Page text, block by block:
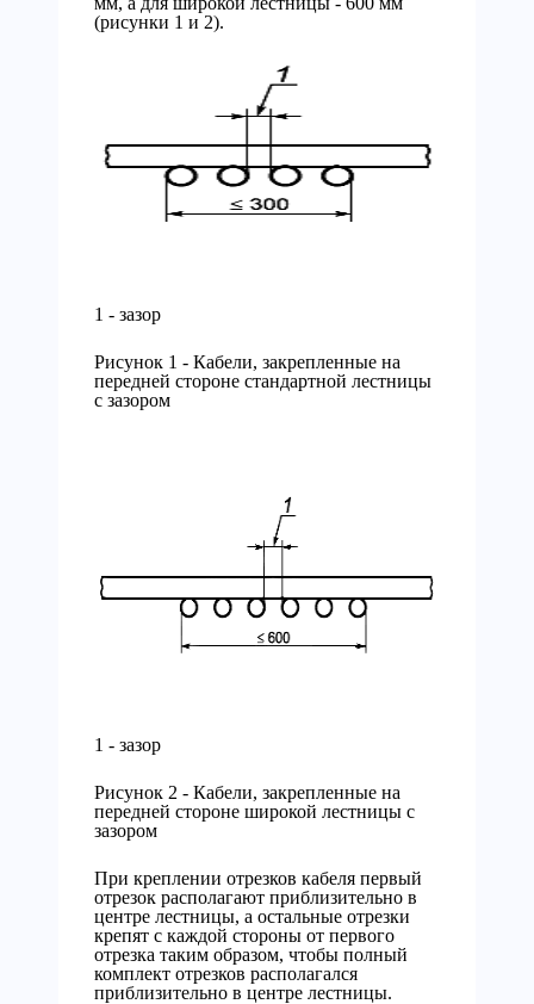
(рисунки 1 и 2).
1 - зазор
Рисунок 1 - Кабели, закрепленные на
передней стороне стандартной лестницы
с зазором
1 - зазор
Рисунок 2 - Кабели, закрепленные на
передней стороне широкой лестницы с
зазором
При креплении отрезков кабеля первый
отрезок располагают приблизительно в
центре лестницы, а остальные отрезки
крепят с каждой стороны от первого
отрезка таким образом, чтобы полный
комплект отрезков располагался
приблизительно в центре лестницы.